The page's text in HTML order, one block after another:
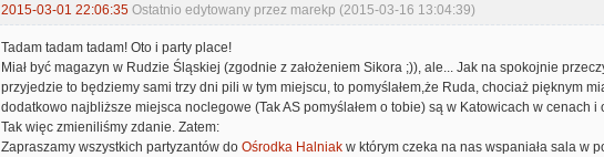
2015-03-01 22:06:35 Ostatnio edytowany przez marekp (2015-03-16 13:04:39)
Tadam tadam tadam! Oto i party place!
Miał być magazyn w Rudzie Śląskiej (zgodnie z założeniem Sikora ;)), ale... Jak na spokojnie
przyjedzie to będziemy sami trzy dni pili w tym miejscu, to pomyślałem,że Ruda, chociaż pięknym
dodatkowo najbliższe miejsca noclegowe (Tak AS pomyślałem o tobie) są w Katowicach w cenach i
Tak więc zmieniliśmy zdanie. Zatem:
Zapraszamy wszystkich partyzantów do Ośrodka Halniak w którym czeka na nas wspaniała sala w